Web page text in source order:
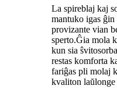
La spireblaj kaj
mantuko igas
provizante vian
sperto.Ĝia mola
kun sia
restas komforta
fariĝas pli molaj
kvaliton laŭlonge